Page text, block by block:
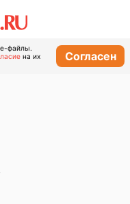
файлы.
на их
Согласен